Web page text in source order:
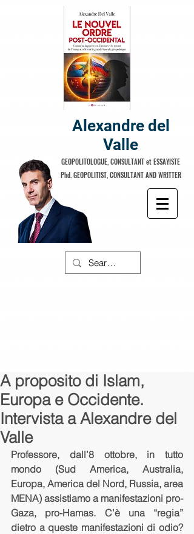
Alexandre del
Valle
GEOPOLITOLOGUE, CONSULTANT et ESSAYISTE
Phd. GEOPOLITIST, CONSULTANT AND WRITTER
A proposito di Islam,
Europa e Occidente.
Intervista a Alexandre del
Valle
Professore, dall’8 ottobre, in tutto
mondo (Sud America, Australia,
Europa, America del Nord, Russia, area
MENA) assistiamo a manifestazioni pro-
Gaza, pro-Hamas. C’è una “regia”
dietro a queste manifestazioni di odio?